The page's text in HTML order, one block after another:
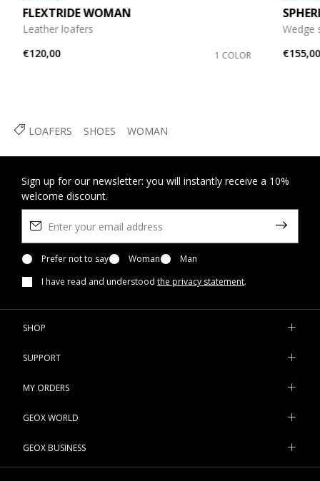
LOAFERS SHOES WOMAN
FLEXTRIDE WOMAN
Leather loafers
€120,00
1 COLOR
Wedge
€155,00
Sign up for our newsletter: you will instantly receive a 10%
welcome discount.
Prefer not to say Woman
Man
I have read and understood the privacy statement.
SHOP
SUPPORT
MY ORDERS
GEOX WORLD
GEOX BUSINESS